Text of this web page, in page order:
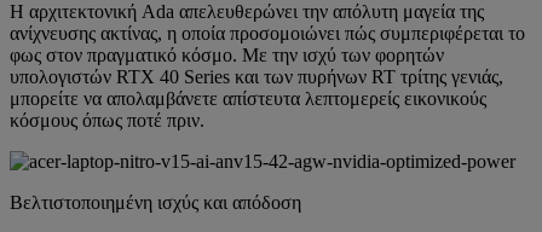
Η αρχιτεκτονική Ada απελευθερώνει την απόλυτη μαγεία της
ανίχνευσης ακτίνας, η οποία προσομοιώνει πώς συμπεριφέρεται το
φως στον πραγματικό κόσμο. Με την ισχύ των φορητών
υπολογιστών RTX 40 Series και των πυρήνων RT τρίτης γενιάς,
μπορείτε να απολαμβάνετε απίστευτα λεπτομερείς εικονικούς
κόσμους όπως ποτέ πριν.
Βελτιστοποιημένη ισχύς και απόδοση